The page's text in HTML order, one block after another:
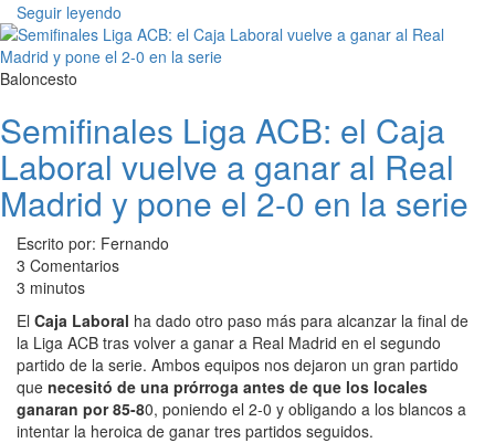
Seguir leyendo
Baloncesto
Semifinales Liga ACB: el Caja
Laboral vuelve a ganar al Real
Madrid y pone el 2-0 en la serie
Escrito por: Fernando
3 Comentarios
3 minutos
El Caja Laboral ha dado otro paso más para alcanzar la final de
la Liga ACB tras volver a ganar a Real Madrid en el segundo
partido de la serie. Ambos equipos nos dejaron un gran partido
que necesitó de una prórroga antes de que los locales
ganaran por 85-80, poniendo el 2-0 y obligando a los blancos a
intentar la heroica de ganar tres partidos seguidos.